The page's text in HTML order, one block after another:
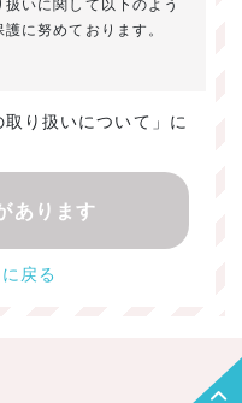
に努めております。
下のためにのみ利用い
送付のご連絡
析
取り扱いについて」に
あります
戻る